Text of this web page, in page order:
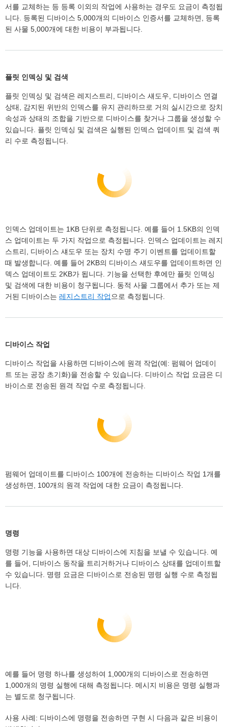
서를 교체하는 등 등록 이외의 작업에 사용하는 경우도 요금이 측정됩
니다. 등록된 디바이스 5,000개의 디바이스 인증서를 교체하면, 등록
된 사물 5,000개에 대한 비용이 부과됩니다.
플릿 인덱싱 및 검색
플릿 인덱싱 및 검색은 레지스트리, 디바이스 섀도우, 디바이스 연결
상태, 감지된 위반의 인덱스를 유지 관리하므로 거의 실시간으로 장치
속성과 상태의 조합을 기반으로 디바이스를 찾거나 그룹을 생성할 수
있습니다. 플릿 인덱싱 및 검색은 실행된 인덱스 업데이트 및 검색 쿼
리 수로 측정됩니다.
인덱스 업데이트는 1KB 단위로 측정됩니다. 예를 들어 1.5KB의 인덱
스 업데이트는 두 가지 작업으로 측정됩니다. 인덱스 업데이트는 레지
스트리, 디바이스 섀도우 또는 장치 수명 주기 이벤트를 업데이트할
때 발생합니다. 예를 들어 2KB의 디바이스 섀도우를 업데이트하면 인
덱스 업데이트도 2KB가 됩니다. 기능을 선택한 후에만 플릿 인덱싱
및 검색에 대한 비용이 청구됩니다. 동적 사물 그룹에서 추가 또는 제
거된 디바이스는 레지스트리 작업 으로 측정됩니다.
디바이스 작업
디바이스 작업을 사용하면 디바이스에 원격 작업(예: 펌웨어 업데이
트 또는 공장 초기화)을 전송할 수 있습니다. 디바이스 작업 요금은 디
바이스로 전송된 원격 작업 수로 측정됩니다.
펌웨어 업데이트를 디바이스 100개에 전송하는 디바이스 작업 1개를
생성하면, 100개의 원격 작업에 대한 요금이 측정됩니다.
명령
명령 기능을 사용하면 대상 디바이스에 지침을 보낼 수 있습니다. 예
를 들어, 디바이스 동작을 트리거하거나 디바이스 상태를 업데이트할
수 있습니다. 명령 요금은 디바이스로 전송된 명령 실행 수로 측정됩
니다.
예를 들어 명령 하나를 생성하여 1,000개의 디바이스로 전송하면
1,000개의 명령 실행에 대해 측정됩니다. 메시지 비용은 명령 실행과
는 별도로 청구됩니다.
사용 사례: 디바이스에 명령을 전송하면 구현 시 다음과 같은 비용이